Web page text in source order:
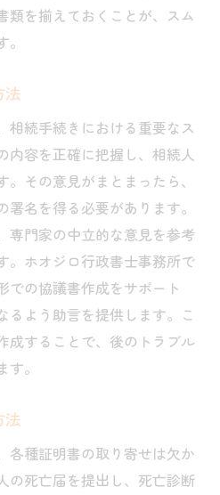
類を揃えておくことが、スム
法
相続手続きにおける重要なス
内容を正確に把握し、相続人
その意見がまとまったら、
名を得る必要があります。
専門家の中立的な意見を参考
。ホオジロ行政書士事務所で
での協議書作成をサポート
るよう助言を提供します。こ
成することで、後のトラブル
。
法
各種証明書の取り寄せは欠か
の死亡届を提出し、死亡診断